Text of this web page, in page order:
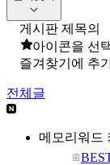
게시판 제목의
아이콘을 선
즐겨찾기에 추
전체글
메모리워드